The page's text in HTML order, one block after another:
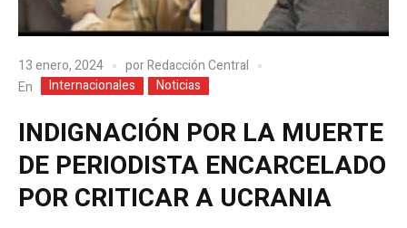
13 enero, 2024 porRedacción Central
En
Internacionales Noticias
INDIGNACIÓN POR LA MUERTE
DE PERIODISTA ENCARCELADO
POR CRITICAR A UCRANIA